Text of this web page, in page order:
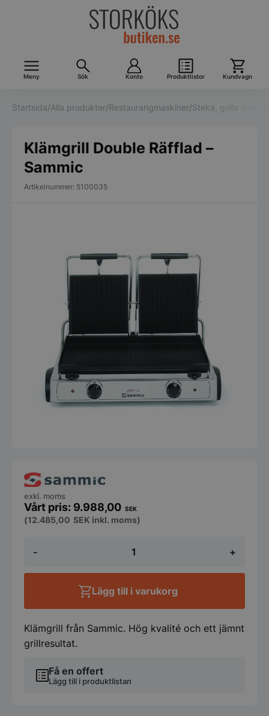
Meny Sök Konto Produktlistor Kundvagn
Startsida/Alla produkter/Restaurangmaskiner/Steka, grilla och
Klämgrill Double Räfflad –
Sammic
Artikelnummer: 5100035
-
Double
-
+
9.988,00 SEK
exkl. moms
(12.485,00 SEK inkl. moms)
Få en offert
Lägg till i produktlistan
Lägg till i varukorg
Klämgrill från Sammic. Hög kvalité och ett jämnt
grillresultat.